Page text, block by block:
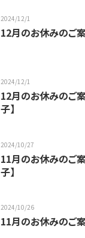
2024/12/1
12月のお休みのご案
2024/12/1
12月のお休みのご
子】
2024/10/27
11月のお休みのご
子】
2024/10/26
11月のお休みのご案